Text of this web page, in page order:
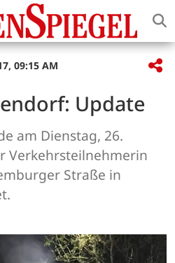
09:15 AM
Update
am Dienstag, 26.
Verkehrsteilnehmerin
Straße in